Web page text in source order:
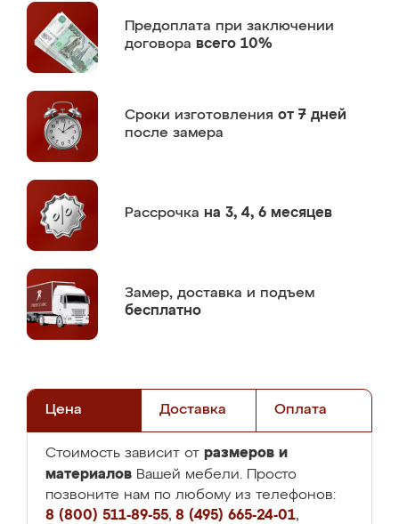
Предоплата при заключении
договора всего 10%
Сроки изготовления от 7 дней
после замера
Рассрочка на 3, 4, 6 месяцев
Замер, доставка и подъем
бесплатно
Цена Доставка Оплата
Стоимость зависит от размеров и
материалов Вашей мебели. Просто
позвоните нам по любому из телефонов:
8 (800) 511-89-55, 8 (495) 665-24-01,